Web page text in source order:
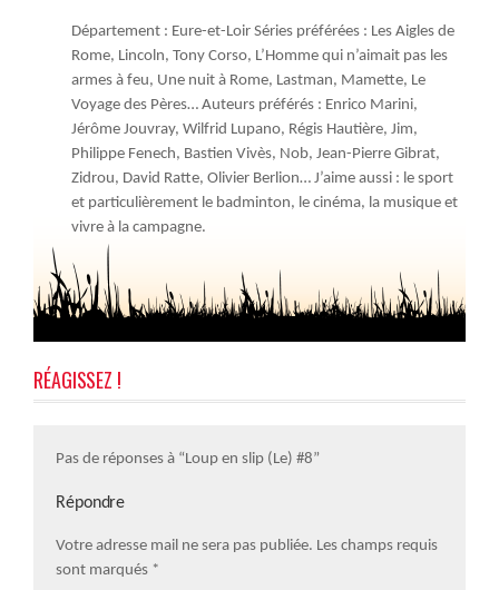
Département : Eure-et-Loir Séries préférées : Les Aigles de
Rome, Lincoln, Tony Corso, L’Homme qui n’aimait pas les
armes à feu, Une nuit à Rome, Lastman, Mamette, Le
Voyage des Pères… Auteurs préférés : Enrico Marini,
Jérôme Jouvray, Wilfrid Lupano, Régis Hautière, Jim,
Philippe Fenech, Bastien Vivès, Nob, Jean-Pierre Gibrat,
Zidrou, David Ratte, Olivier Berlion… J’aime aussi : le sport
et particulièrement le badminton, le cinéma, la musique et
vivre à la campagne.
RÉAGISSEZ !
Pas de réponses à “Loup en slip (Le) #8”
Répondre
Votre adresse mail ne sera pas publiée. Les champs requis
sont marqués *